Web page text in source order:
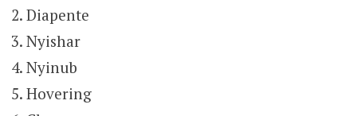
2. Diapente
3. Nyishar
4. Nyinub
5. Hovering